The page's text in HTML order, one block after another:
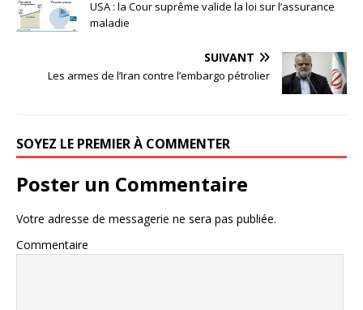
USA : la Cour suprême valide la loi sur l’assurance
maladie
SUIVANT
Les armes de l’Iran contre l’embargo pétrolier
SOYEZ LE PREMIER À COMMENTER
Poster un Commentaire
Votre adresse de messagerie ne sera pas publiée.
Commentaire